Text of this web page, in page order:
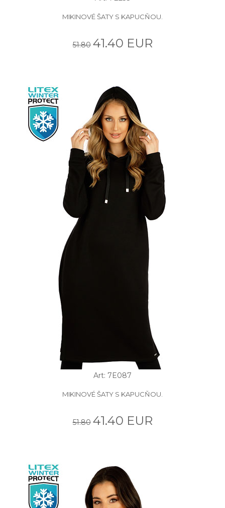
MIKINOVÉ ŠATY S KAPUCŇOU.
51.80 41.40 EUR
Art: 7E087
MIKINOVÉ ŠATY S KAPUCŇOU.
51.80 41.40 EUR